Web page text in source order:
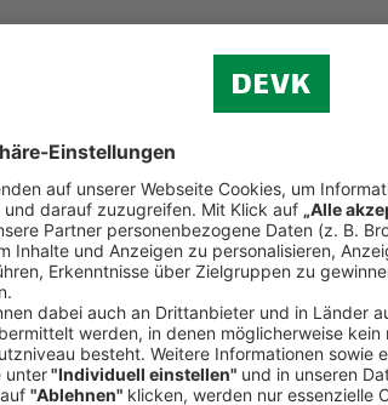
Pandemie-Effekte.
in Unternehmen (Aktien und
bewerten und nicht nur Emissionswerte zu